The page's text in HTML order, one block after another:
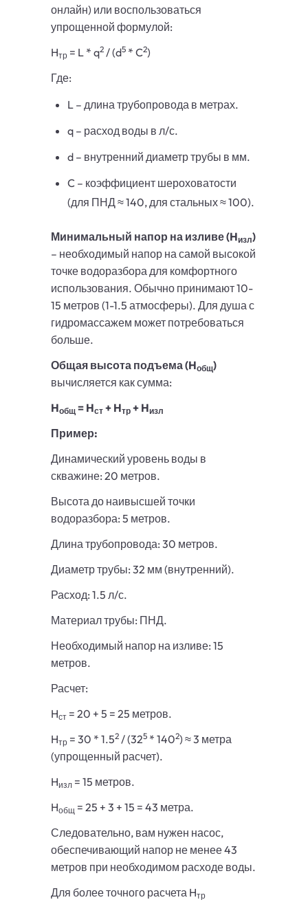
онлайн) или воспользоваться
упрощенной формулой:
Hтр = L * q2 / (d5 * C2)
Где:
L – длина трубопровода в метрах.
q – расход воды в л/с.
d – внутренний диаметр трубы в мм.
C – коэффициент шероховатости
(для ПНД ≈ 140, для стальных ≈ 100).
Минимальный напор на изливе (Hизл)
– необходимый напор на самой высокой
точке водоразбора для комфортного
использования. Обычно принимают 10-
15 метров (1-1.5 атмосферы). Для душа с
гидромассажем может потребоваться
больше.
Общая высота подъема (Hобщ)
вычисляется как сумма:
Hобщ = Hст + Hтр + Hизл
Пример:
Динамический уровень воды в
скважине: 20 метров.
Высота до наивысшей точки
водоразбора: 5 метров.
Длина трубопровода: 30 метров.
Диаметр трубы: 32 мм (внутренний).
Расход: 1.5 л/с.
Материал трубы: ПНД.
Необходимый напор на изливе: 15
метров.
Расчет:
Hст = 20 + 5 = 25 метров.
Hтр = 30 * 1.52 / (325 * 1402) ≈ 3 метра
(упрощенный расчет).
Hизл = 15 метров.
Hобщ = 25 + 3 + 15 = 43 метра.
Следовательно, вам нужен насос,
обеспечивающий напор не менее 43
метров при необходимом расходе воды.
Для более точного расчета Hтр